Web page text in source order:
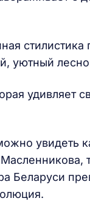
уютный
удивляет
увидеть
Беларуси